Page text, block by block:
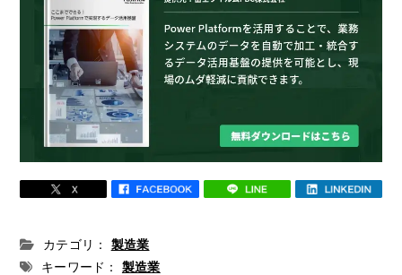
カテゴリ：
製造業
キーワード：
製造業